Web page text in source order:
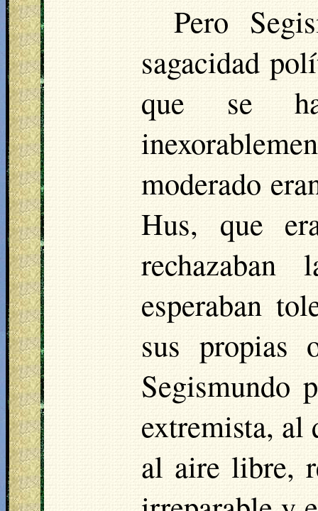
Pero
sagacidad
que se
moderado
Hus, que
esperaban
sus propias
Segismundo
extremista,
al aire libre,